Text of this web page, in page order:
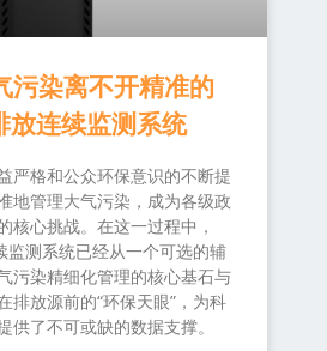
污染离不开精准的
放连续监测系统
严格和公众环保意识的不断提
地管理大气污染，成为各级政
核心挑战。在这一过程中，
监测系统已经从一个可选的辅
污染精细化管理的核心基石与
排放源前的“环保天眼”，为科
供了不可或缺的数据支撑。